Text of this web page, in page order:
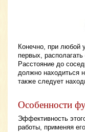
Конечно, при любой
первых,
Расстояние до
должно находиться
также следует
Особенности
Эффективность
работы, применяя